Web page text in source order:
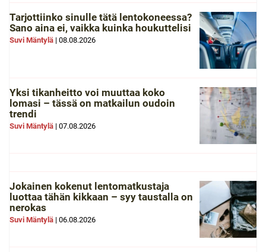
Tarjottiinko sinulle tätä lentokoneessa?
Sano aina ei, vaikka kuinka houkuttelisi
Suvi Mäntylä | 08.08.2026
Yksi tikanheitto voi muuttaa koko
lomasi – tässä on matkailun oudoin
trendi
Suvi Mäntylä | 07.08.2026
Jokainen kokenut lentomatkustaja
luottaa tähän kikkaan – syy taustalla on
nerokas
Suvi Mäntylä | 06.08.2026